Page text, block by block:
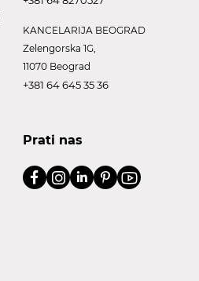
KANCELARIJA BEOGRAD
Zelengorska 1G,
11070 Beograd
+381 64 645 35 36
Prati nas